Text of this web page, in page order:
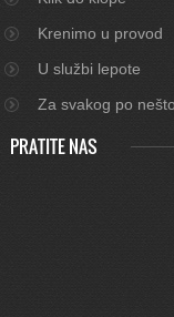
Krenimo u provod
U službi lepote
Za svakog po nešto
PRATITE NAS